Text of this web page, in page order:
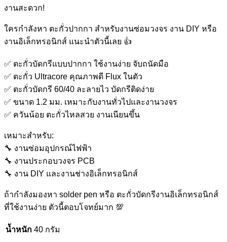
ชิ้น
งานสะดวก!
ใครกำลังหา ตะกั่วปากกา สำหรับงานซ่อมวงจร งาน DIY หรือ
งานอิเล็กทรอนิกส์ แนะนำตัวนี้เลย 👍
✅ ตะกั่วบัดกรีแบบปากกา ใช้งานง่าย จับถนัดมือ
✅ ตะกั่ว Ultracore คุณภาพดี Flux ในตัว
✅ ตะกั่วบัดกรี 60/40 ละลายไว บัดกรีติดง่าย
✅ ขนาด 1.2 มม. เหมาะกับงานทั่วไปและงานวงจร
✅ ควันน้อย ตะกั่วไหลสวย งานเนียนขึ้น
เหมาะสำหรับ:
🔧 งานซ่อมอุปกรณ์ไฟฟ้า
🔧 งานประกอบวงจร PCB
🔧 งาน DIY และงานช่างอิเล็กทรอนิกส์
ถ้ากำลังมองหา solder pen หรือ ตะกั่วบัดกรีงานอิเล็กทรอนิกส์
ที่ใช้งานง่าย ตัวนี้ตอบโจทย์มาก 💯
น้ำหนัก 40 กรัม